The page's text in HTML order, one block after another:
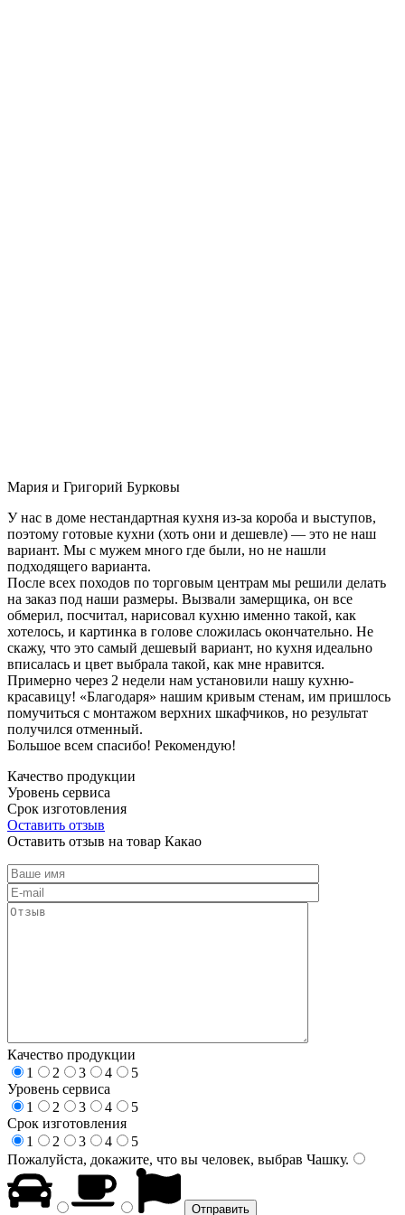
Мария и Григорий Бурковы
У нас в доме нестандартная кухня из-за короба и выступов,
поэтому готовые кухни (хоть они и дешевле) — это не наш
вариант. Мы с мужем много где были, но не нашли
подходящего варианта.
После всех походов по торговым центрам мы решили делать
на заказ под наши размеры. Вызвали замерщика, он все
обмерил, посчитал, нарисовал кухню именно такой, как
хотелось, и картинка в голове сложилась окончательно. Не
скажу, что это самый дешевый вариант, но кухня идеально
вписалась и цвет выбрала такой, как мне нравится.
Примерно через 2 недели нам установили нашу кухню-
красавицу! «Благодаря» нашим кривым стенам, им пришлось
помучиться с монтажом верхних шкафчиков, но результат
получился отменный.
Большое всем спасибо! Рекомендую!
Качество продукции
Уровень сервиса
Срок изготовления
Оставить отзыв
Оставить отзыв на товар Какао
Качество продукции
1
2 3 4
5
Уровень сервиса
1
2 3 4
5
Срок изготовления
1
2 3 4
5
Пожалуйста, докажите, что вы человек, выбрав Чашку.